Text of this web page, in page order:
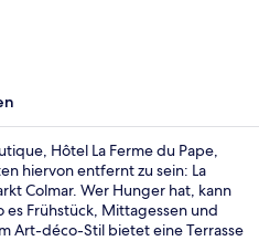
Hôtel La Ferme du Pape,
hiervon entfernt zu sein: La
Colmar. Wer Hunger hat, kann
es Frühstück, Mittagessen und
Art-déco-Stil bietet eine Terrasse